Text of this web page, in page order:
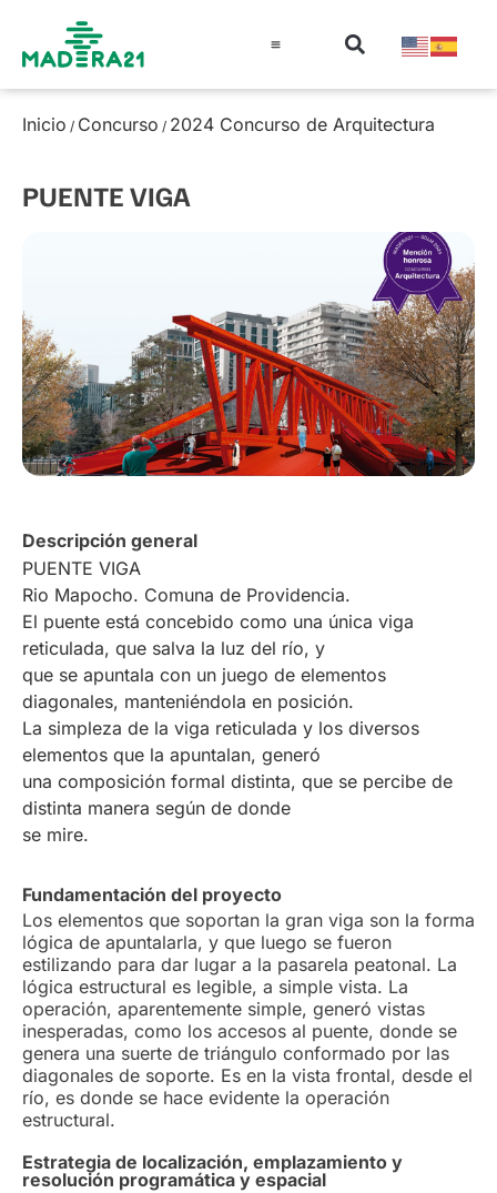
Inicio / Concurso / 2024 Concurso de Arquitectura
PUENTE VIGA
Descripción general
PUENTE VIGA
Rio Mapocho. Comuna de Providencia.
El puente está concebido como una única viga
reticulada, que salva la luz del río, y
que se apuntala con un juego de elementos
diagonales, manteniéndola en posición.
La simpleza de la viga reticulada y los diversos
elementos que la apuntalan, generó
una composición formal distinta, que se percibe de
distinta manera según de donde
se mire.
Fundamentación del proyecto
Los elementos que soportan la gran viga son la forma
lógica de apuntalarla, y que luego se fueron
estilizando para dar lugar a la pasarela peatonal. La
lógica estructural es legible, a simple vista. La
operación, aparentemente simple, generó vistas
inesperadas, como los accesos al puente, donde se
genera una suerte de triángulo conformado por las
diagonales de soporte. Es en la vista frontal, desde el
río, es donde se hace evidente la operación
estructural.
Estrategia de localización, emplazamiento y
resolución programática y espacial